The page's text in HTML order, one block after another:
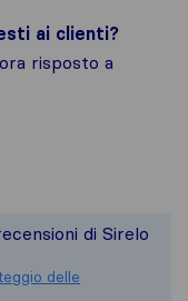
ai clienti?
risposto a
un
recensioni
di Sirelo
delle